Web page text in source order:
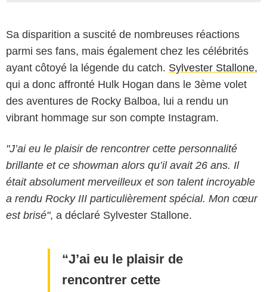
Sa disparition a suscité de nombreuses réactions
parmi ses fans, mais également chez les célébrités
ayant côtoyé la légende du catch. Sylvester Stallone,
qui a donc affronté Hulk Hogan dans le 3ème volet
des aventures de Rocky Balboa, lui a rendu un
vibrant hommage sur son compte Instagram.
"J’ai eu le plaisir de rencontrer cette personnalité
brillante et ce showman alors qu’il avait 26 ans. Il
était absolument merveilleux et son talent incroyable
a rendu Rocky III particulièrement spécial. Mon cœur
est brisé", a déclaré Sylvester Stallone.
J’ai eu le plaisir de
rencontrer cette